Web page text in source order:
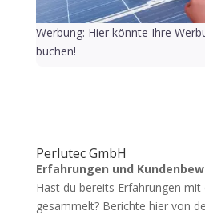
Werbung: Hier könnte Ihre
buchen!
Perlutec GmbH
Erfahrungen und
Hast du bereits Erfahrungen
gesammelt? Berichte hier von